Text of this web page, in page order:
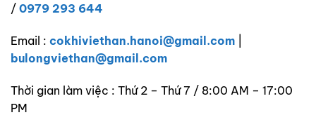
/ 0979 293 644
Email : cokhiviethan.hanoi@gmail.com
bulongviethan@gmail.com
Thời gian làm việc : Thứ 2 – Thứ 7 / 8:00 AM – 17:00
PM